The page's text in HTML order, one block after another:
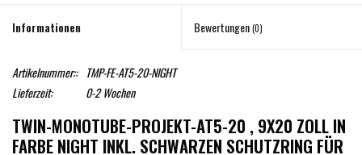
Informationen Bewertungen(0)
Artikelnummer:: TMP-FE-AT5-20-NIGHT
Lieferzeit:
0-2 Wochen
TWIN-MONOTUBE-PROJEKT-AT5-20 , 9X20 ZOLL IN
FARBE NIGHT INKL. SCHWARZEN SCHUTZRING FÜR